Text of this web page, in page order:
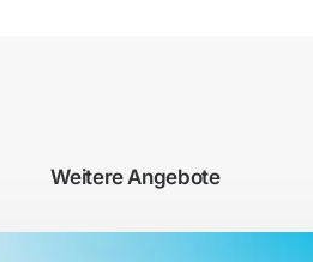
Weitere Angebote